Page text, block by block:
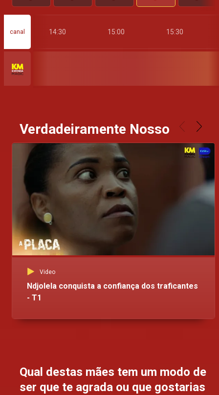
canal 14:30 15:00 15:30
Verdadeiramente Nosso
Video
Ndjolela conquista a confiança dos traficantes
- T1
Qual destas mães tem um modo de
ser que te agrada ou que gostarias